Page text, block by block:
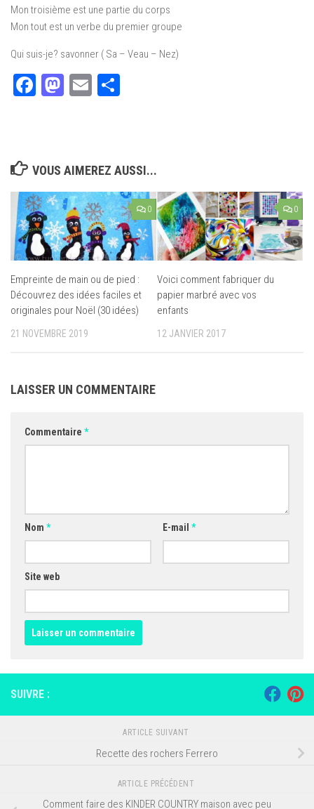
Mon troisième est une partie du corps
Mon tout est un verbe du premier groupe
Qui suis-je? savonner ( Sa – Veau – Nez)
Facebook
Mastodon
Email
VOUS AIMEREZ AUSSI...
0
Empreinte de main ou de pied :
Découvrez des idées faciles et
originales pour Noël (30 idées)
21 NOVEMBRE 2019
0
Voici comment fabriquer du
papier marbré avec vos
enfants
12 JANVIER 2017
LAISSER UN COMMENTAIRE
Commentaire *
Nom * E-mail *
Site web
SUIVRE :
ARTICLE SUIVANT
Recette des rochers Ferrero
ARTICLE PRÉCÉDENT
Comment faire des KINDER COUNTRY maison avec peu